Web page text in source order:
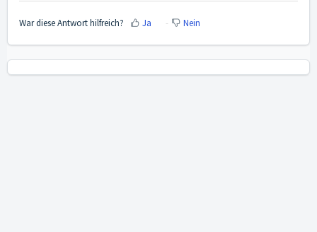
War diese Antwort hilfreich? Ja Nein